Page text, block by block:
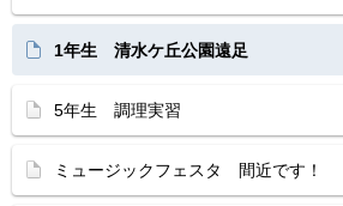
1年生 清水ケ丘公園遠足
5年生 調理実習
ミュージックフェスタ 間近です！